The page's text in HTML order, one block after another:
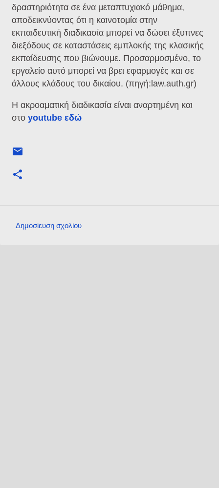
δραστηριότητα σε ένα μεταπτυχιακό μάθημα,
αποδεικνύοντας ότι η καινοτομία στην
εκπαιδευτική διαδικασία μπορεί να δώσει έξυπνες
διεξόδους σε καταστάσεις εμπλοκής της κλασικής
εκπαίδευσης που βιώνουμε. Προσαρμοσμένο, το
εργαλείο αυτό μπορεί να βρει εφαρμογές και σε
άλλους κλάδους του δικαίου. (πηγή:law.auth.gr)
Η ακροαματική διαδικασία είναι αναρτημένη και
στο youtube εδώ
Δημοσίευση σχολίου